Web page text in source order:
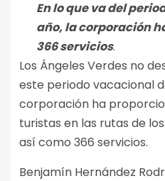
En lo que va del
año, la corporación
366 servicios.
Los Ángeles Verdes no
este periodo vacacional
corporación ha
turistas en las rutas de
así como 366 servicios.
Benjamín Hernández